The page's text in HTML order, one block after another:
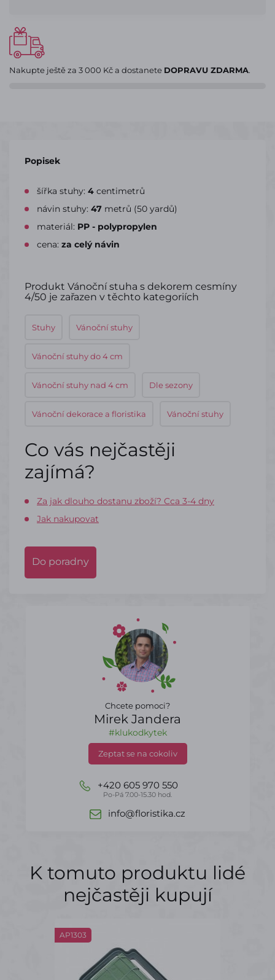
Nakupte ještě za 3 000 Kča dostanete DOPRAVU ZDARMA.
Popisek
šířka stuhy: 4 centimetrů
návin stuhy: 47 metrů (50 yardů)
materiál: PP - polypropylen
cena: za celý návin
Produkt Vánoční stuha s dekorem cesmíny
4/50 je zařazen v těchto kategoriích
Stuhy Vánoční stuhy
Vánoční stuhy do 4 cm
Vánoční stuhy nad 4 cm Dle sezony
Vánoční dekorace a floristika Vánoční stuhy
Co vás nejčastěji
zajímá?
Za jak dlouho dostanu zboží? Cca 3-4 dny
Jak nakupovat
Do poradny
Chcete pomoci?
Mirek Jandera
#klukodkytek
Zeptat se na cokoliv
+420 605 970 550
Po-Pá 7.00-15.30 hod.
info@floristika.cz
K tomuto produktu lidé
nejčastěji kupují
AP1303